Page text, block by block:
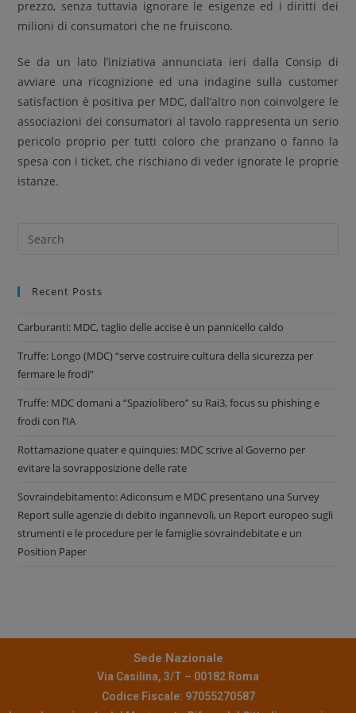
prezzo, senza tuttavia ignorare le esigenze ed i diritti dei
milioni di consumatori che ne fruiscono.
Se da un lato l’iniziativa annunciata ieri dalla Consip di
avviare una ricognizione ed una indagine sulla customer
satisfaction è positiva per MDC, dall’altro non coinvolgere le
associazioni dei consumatori al tavolo rappresenta un serio
pericolo proprio per tutti coloro che pranzano o fanno la
spesa con i ticket, che rischiano di veder ignorate le proprie
istanze.
Recent Posts
Carburanti: MDC, taglio delle accise è un pannicello caldo
Truffe: Longo (MDC) “serve costruire cultura della sicurezza per
fermare le frodi”
Truffe: MDC domani a “Spaziolibero” su Rai3, focus su phishing e
frodi con l’IA
Rottamazione quater e quinquies: MDC scrive al Governo per
evitare la sovrapposizione delle rate
Sovraindebitamento: Adiconsum e MDC presentano una Survey
Report sulle agenzie di debito ingannevoli, un Report europeo sugli
strumenti e le procedure per le famiglie sovraindebitate e un
Position Paper
Sede Nazionale
Via Casilina, 3/T – 00182 Roma
Codice Fiscale: 97055270587